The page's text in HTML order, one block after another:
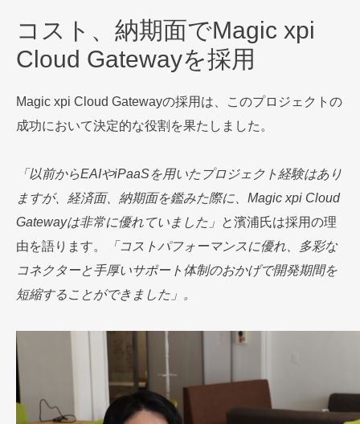
コスト、納期面でMagic xpi
Cloud Gatewayを採用
Magic xpi Cloud Gatewayの採用は、このプロジェクトの
成功において決定的な役割を果たしました。
「以前からEAIやiPaaSを用いたプロジェクト経験はあり
ますが、経済面、納期面を鑑みた際に、Magic xpi Cloud
Gatewayは非常に優れていました」 と濱浦氏は採用の理
由を語ります。
「コストパフォーマンスに優れ、多彩な
コネクターと手厚いサポート体制のおかげで開発期間を
短縮することができました」。